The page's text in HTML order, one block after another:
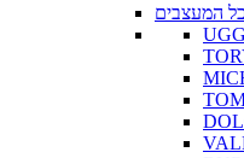
כל המעצבים
UGG